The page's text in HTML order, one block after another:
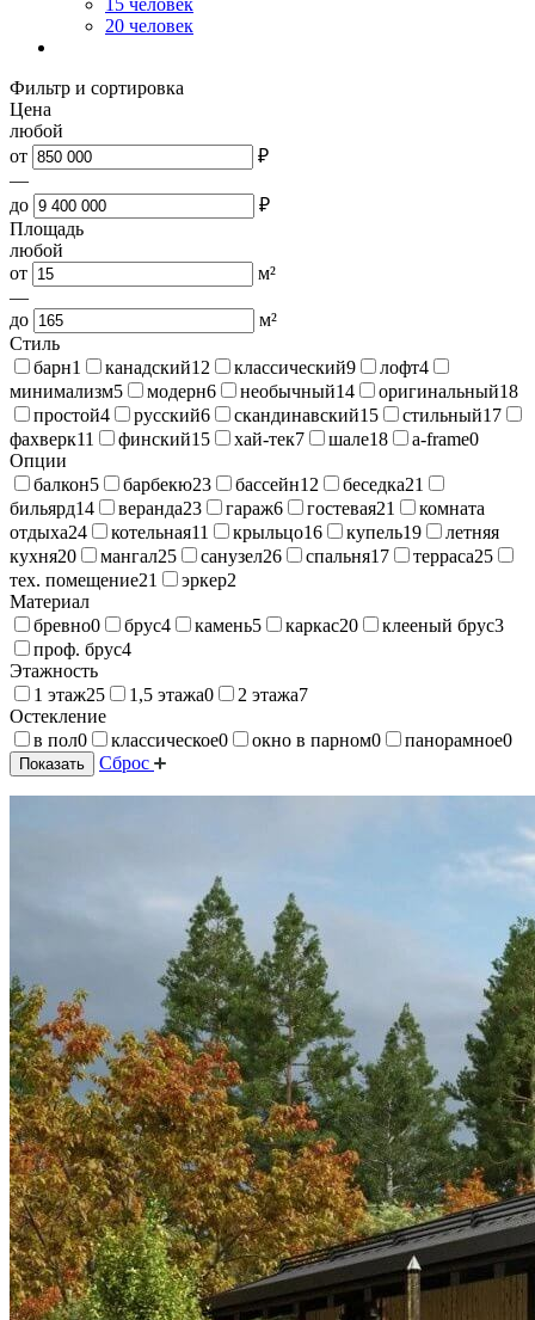
20 человек
Фильтр и сортировка
Цена
любой
от
₽
—
до
₽
Площадь
любой
от
м²
—
до
м²
Стиль
барн1 канадский12 классический9 лофт4
минимализм5 модерн6 необычный14 оригинальный18
простой4 русский6 скандинавский15 стильный17
фахверк11 финский15 хай-тек7 шале18 a-frame0
Опции
балкон5 барбекю23 бассейн12 беседка21
бильярд14 веранда23 гараж6 гостевая21
комната
отдыха24 котельная11 крыльцо16 купель19
летняя
кухня20 мангал25 санузел26 спальня17 терраса25
тех. помещение21 эркер2
Материал
бревно0 брус4 камень5 каркас20 клееный брус3
проф. брус4
Этажность
1 этаж25 1,5 этажа0 2 этажа7
Остекление
в пол0 классическое0 окно в парном0 панорамное0
Показать Сброс